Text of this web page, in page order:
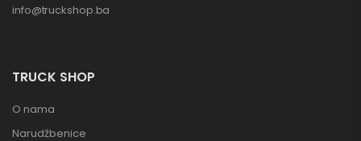
info@truckshop.ba
TRUCK SHOP
O nama
Narudžbenice